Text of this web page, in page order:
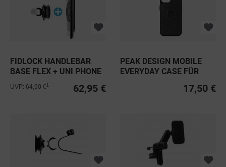
FIDLOCK HANDLEBAR
BASE FLEX + UNI PHONE
62,95 €
UVP: 64,90 €
PEAK DESIGN MOBILE
EVERYDAY CASE FÜR
17,50 €